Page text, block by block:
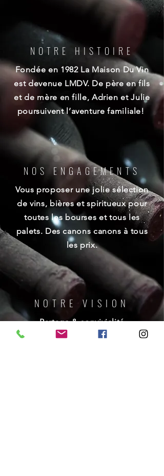
NOTRE HISTOIRE
Fondée en 1982 La Maison Du Vin
est devenue LMDV. De père en fils
et de mère en fille, Adrien et Julie
poursuivent l’aventure familiale!
NOS ENGAGEMENTS
Vous proposer une jolie sélection
de vins, bières et spiritueux pour
toutes les bourses et tous les
palets. Des canons canons à tous
les prix.
NOTRE VISION
Partage & convivialité
Plaisir & découverte